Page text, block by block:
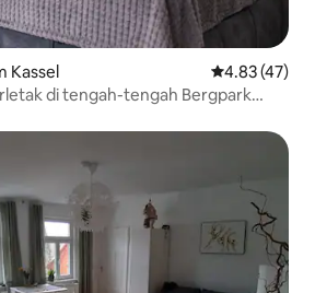
Kassel Penarafan
4.83 (47)
di tengah-tengah Bergpark